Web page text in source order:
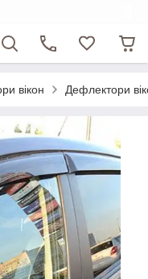
вікон Дефлектори